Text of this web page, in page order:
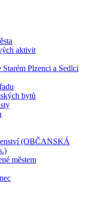
aktivit
Plzenci a Sedlci
bytů
(OBČANSKÁ
městem